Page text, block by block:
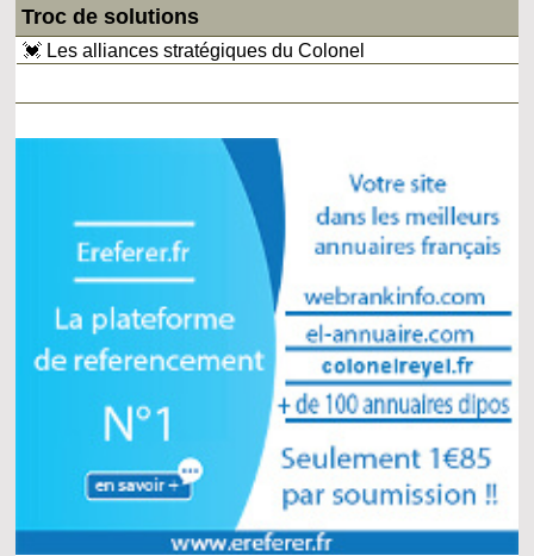
Troc de solutions
💓 Les alliances stratégiques du Colonel